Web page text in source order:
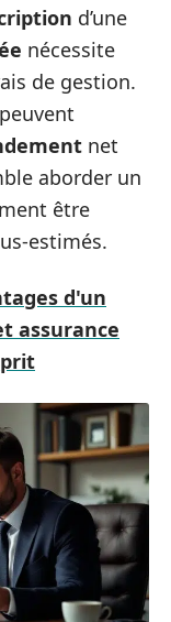
d’une
nécessite
de gestion.
net
aborder un
être
estimés.
d'un
assurance